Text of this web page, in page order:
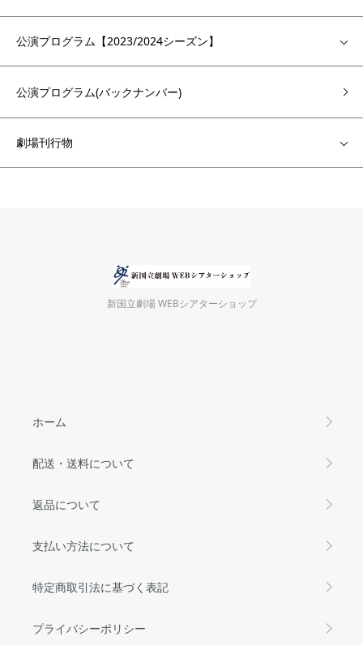
公演プログラム【2023/2024シーズン】
公演プログラム(バックナンバー)
劇場刊行物
新国立劇場 WEBシアターショップ
ホーム
配送・送料について
返品について
支払い方法について
特定商取引法に基づく表記
プライバシーポリシー